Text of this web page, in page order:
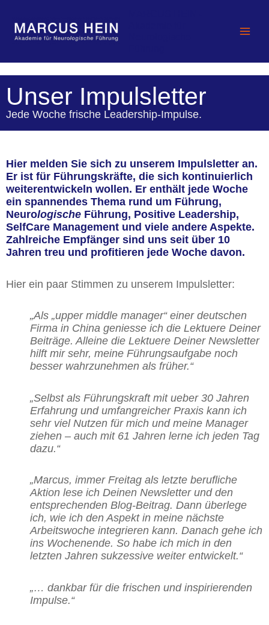
springen
Unser Impulsletter
Jede Woche frische Leadership-Impulse.
Hier melden Sie sich zu unserem Impulsletter an.
Er ist für Führungskräfte, die sich kontinuierlich
weiterentwickeln wollen. Er enthält jede Woche
ein spannendes Thema rund um Führung,
Neurologische Führung, Positive Leadership,
SelfCare Management und viele andere Aspekte.
Zahlreiche Empfänger sind uns seit über 10
Jahren treu und profitieren jede Woche davon.
Hier ein paar Stimmen zu unserem Impulsletter:
„Als „upper middle manager“ einer deutschen
Firma in China geniesse ich die Lektuere Deiner
Beiträge.Alleine die Lektuere Deiner Newsletter
hilft mir sehr, meine Führungsaufgabe noch
besser wahrzunehmen als früher.“
„Selbst als Führungskraft mit ueber 30 Jahren
Erfahrung und umfangreicher Praxis kann ich
sehr viel Nutzen für mich und meine Manager
ziehen – auch mit 61 Jahren lerne ich jeden Tag
dazu.“
„Marcus, immer Freitag als letzte berufliche
Aktion lese ich Deinen Newsletter und den
entsprechenden Blog-Beitrag. Dann überlege
ich, wie ich den Aspekt in meine nächste
Arbeitswoche integrieren kann. Danach gehe ich
ins Wochenende. So habe ich mich in den
letzten Jahren sukzessive weiter entwickelt.“
„… dankbar für die frischen und inspirierenden
Impulse.“